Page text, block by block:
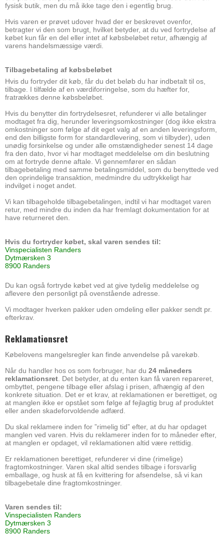
fysisk butik, men du må ikke tage den i egentlig brug.
Hvis varen er prøvet udover hvad der er beskrevet ovenfor,
betragter vi den som brugt, hvilket betyder, at du ved fortrydelse af
købet kun får en del eller intet af købsbeløbet retur, afhængig af
varens handelsmæssige værdi.
Tilbagebetaling af købsbeløbet
Hvis du fortryder dit køb, får du det beløb du har indbetalt til os,
tilbage. I tilfælde af en værdiforringelse, som du hæfter for,
fratrækkes denne købsbeløbet.
Hvis du benytter din fortrydelsesret, refunderer vi alle betalinger
modtaget fra dig, herunder leveringsomkostninger (dog ikke ekstra
omkostninger som følge af dit eget valg af en anden leveringsform,
end den billigste form for standardlevering, som vi tilbyder), uden
unødig forsinkelse og under alle omstændigheder senest 14 dage
fra den dato, hvor vi har modtaget meddelelse om din beslutning
om at fortryde denne aftale. Vi gennemfører en sådan
tilbagebetaling med samme betalingsmiddel, som du benyttede ved
den oprindelige transaktion, medmindre du udtrykkeligt har
indvilget i noget andet.
Vi kan tilbageholde tilbagebetalingen, indtil vi har modtaget varen
retur, med mindre du inden da har fremlagt dokumentation for at
have returneret den.
Hvis du fortryder købet, skal varen sendes til:
Vinspecialisten Randers
Dytmærsken 3
8900 Randers
Du kan også fortryde købet ved at give tydelig meddelelse og
aflevere den personligt på ovenstående adresse.
Vi modtager hverken pakker uden omdeling eller pakker sendt pr.
efterkrav.
Reklamationsret
Købelovens mangelsregler kan finde anvendelse på varekøb.
Når du handler hos os som forbruger, har du 24 måneders
reklamationsret . Det betyder, at du enten kan få varen repareret,
ombyttet, pengene tilbage eller afslag i prisen, afhængig af den
konkrete situation. Det er et krav, at reklamationen er berettiget, og
at manglen ikke er opstået som følge af fejlagtig brug af produktet
eller anden skadeforvoldende adfærd.
Du skal reklamere inden for ”rimelig tid” efter, at du har opdaget
manglen ved varen. Hvis du reklamerer inden for to måneder efter,
at manglen er opdaget, vil reklamationen altid være rettidig.
Er reklamationen berettiget, refunderer vi dine (rimelige)
fragtomkostninger. Varen skal altid sendes tilbage i forsvarlig
emballage, og husk at få en kvittering for afsendelse, så vi kan
tilbagebetale dine fragtomkostninger.
Varen sendes til:
Vinspecialisten Randers
Dytmærsken 3
8900 Randers